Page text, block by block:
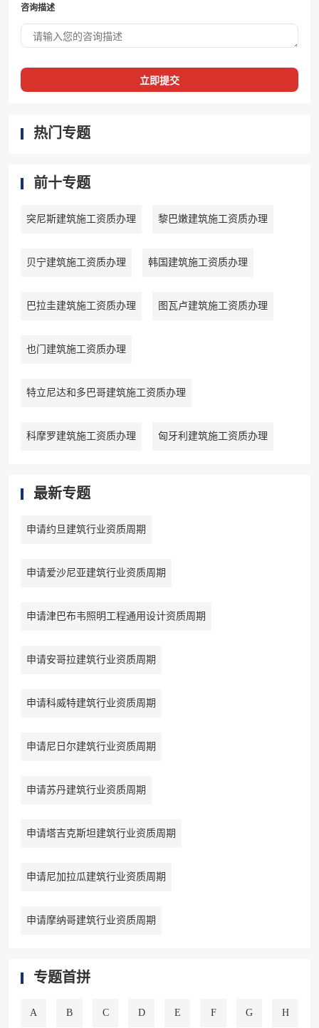
咨询描述
立即提交
热门专题
前十专题
突尼斯建筑施工资质办理 黎巴嫩建筑施工资质办理
贝宁建筑施工资质办理 韩国建筑施工资质办理
巴拉圭建筑施工资质办理 图瓦卢建筑施工资质办理
也门建筑施工资质办理
特立尼达和多巴哥建筑施工资质办理
科摩罗建筑施工资质办理 匈牙利建筑施工资质办理
最新专题
申请约旦建筑行业资质周期
申请爱沙尼亚建筑行业资质周期
申请津巴布韦照明工程通用设计资质周期
申请安哥拉建筑行业资质周期
申请科威特建筑行业资质周期
申请尼日尔建筑行业资质周期
申请苏丹建筑行业资质周期
申请塔吉克斯坦建筑行业资质周期
申请尼加拉瓜建筑行业资质周期
申请摩纳哥建筑行业资质周期
专题首拼
A B C D E F G H